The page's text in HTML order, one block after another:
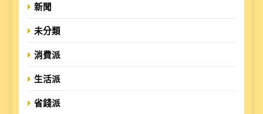
新聞
未分類
消費派
生活派
省錢派